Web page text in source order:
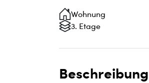
Wohnung
3. Etage
Beschreibung